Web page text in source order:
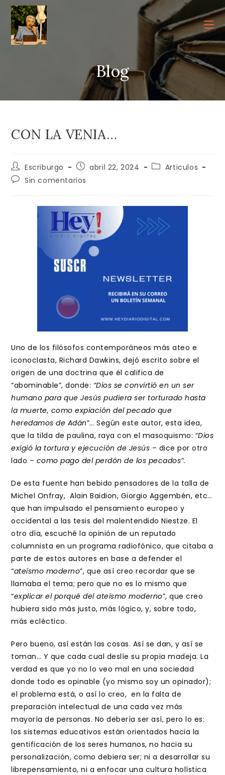
contenido
Blog
CON LA VENIA…
Autor
de
la
Escriburgo
Publicación
de
la
abril 22, 2024
Categoría
Articulos
Comentarios
entrada:
Sin comentarios
Uno de los filósofos contemporáneos más ateo e
iconoclasta, Richard Dawkins, dejó escrito sobre el
origen de una doctrina que él califica de
“abominable”, donde: “Dios se convirtió en un ser
humano para que Jesús pudiera ser torturado hasta
la muerte, como expiación del pecado que
heredamos de Adán”… Según este autor, esta idea,
que la tilda de paulina, raya con el masoquismo: “Dios
exigió la tortura y ejecución de Jesús – dice por otro
lado – como pago del perdón de los pecados”.
De esta fuente han bebido pensadores de la talla de
Michel Onfray, Alain Baidion, Giorgio Aggembén, etc…
que han impulsado el pensamiento europeo y
occidental a las tesis del malentendido Niestze. El
otro día, escuché la opinión de un reputado
columnista en un programa radiofónico, que citaba a
parte de estos autores en base a defender el
“ateísmo moderno”, que así creo recordar que se
llamaba el tema; pero que no es lo mismo que
“explicar el porqué del ateísmo moderno”, que creo
hubiera sido más justo, más lógico, y, sobre todo,
más ecléctico.
Pero bueno, así están las cosas. Así se dan, y así se
toman… Y que cada cual deslíe su propia madeja. La
verdad es que yo no lo veo mal en una sociedad
donde todo es opinable (yo mismo soy un opinador);
el problema está, o así lo creo, en la falta de
preparación intelectual de una cada vez más
mayoría de personas. No debería ser así, pero lo es:
los sistemas educativos están orientados hacia la
gentificación de los seres humanos, no hacia su
personalización, como debiera ser; ni a desarrollar su
librepensamiento, ni a enfocar una cultura holística